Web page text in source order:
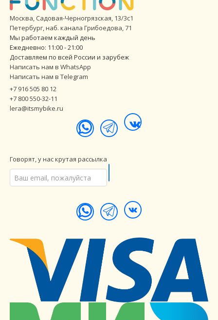
Москва, Садовая-Черногрязская, 13/3с1
Петербург,наб. канала Грибоедова, 71
Мы работаем каждый день
Ежедневно: 11:00 - 21:00
Доставляем по всей России и зарубеж
Написать нам в WhatsApp
Написать нам в Telegram
+7 916 505 80 12
+7 800 550-32-11
lera@itsmybike.ru
Говорят, у нас крутая рассылка